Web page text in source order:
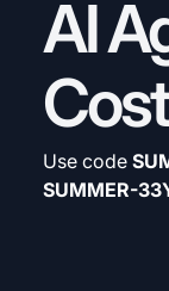
AI
Cost
Use code
SUMMER-